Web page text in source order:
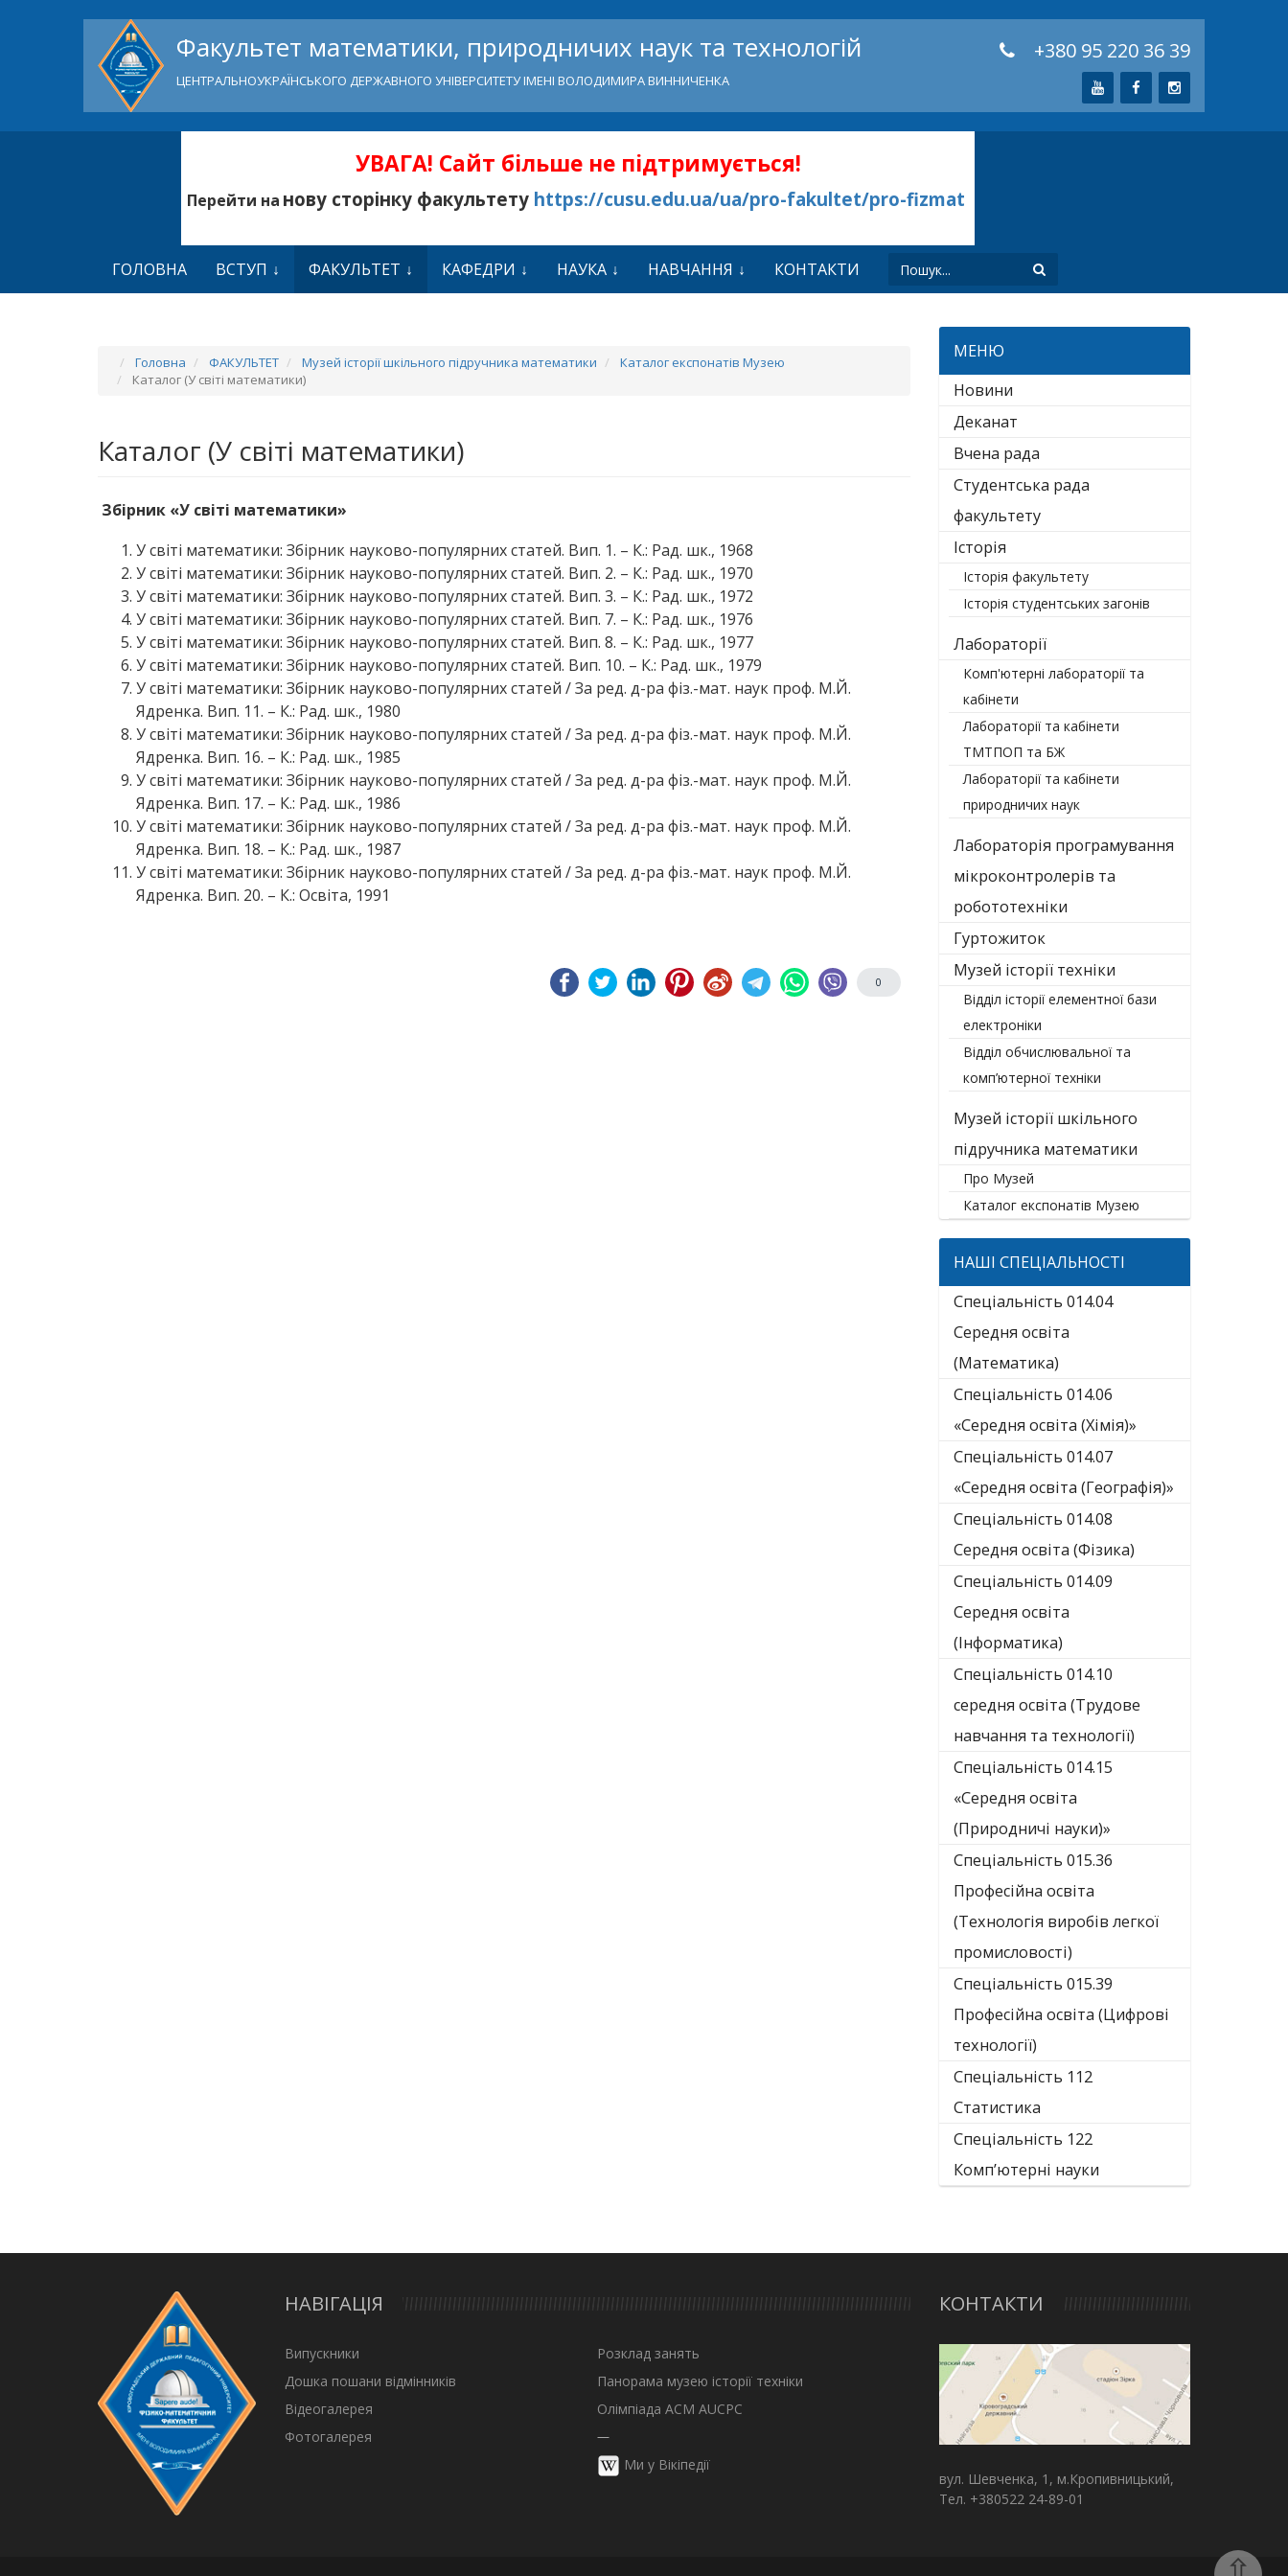
Факультет математики, природничих наук та технологій
ЦЕНТРАЛЬНОУКРАЇНСЬКОГО ДЕРЖАВНОГО УНІВЕРСИТЕТУ ІМЕНІ ВОЛОДИМИРА ВИННИЧЕНКА
+380 95 220 36 39
УВАГА! Сайт більше не підтримується!
Перейти на нову сторінку факультету https://cusu.edu.ua/ua/pro-fakultet/pro-fizmat
ГОЛОВНА ВСТУП ФАКУЛЬТЕТ КАФЕДРИ НАУКА НАВЧАННЯ КОНТАКТИ
Головна ФАКУЛЬТЕТ Музей історії шкільного підручника математики
Каталог експонатів Музею
Каталог (У світі математики)
Каталог (У світі математики)
Збірник «У світі математики»
У світі математики: Збірник науково-популярних статей. Вип. 1. – К.: Рад. шк., 1968
У світі математики: Збірник науково-популярних статей. Вип. 2. – К.: Рад. шк., 1970
У світі математики: Збірник науково-популярних статей. Вип. 3. – К.: Рад. шк., 1972
У світі математики: Збірник науково-популярних статей. Вип. 7. – К.: Рад. шк., 1976
У світі математики: Збірник науково-популярних статей. Вип. 8. – К.: Рад. шк., 1977
У світі математики: Збірник науково-популярних статей. Вип. 10. – К.: Рад. шк., 1979
У світі математики: Збірник науково-популярних статей / За ред. д-ра фіз.-мат. наук проф. М.Й.
Ядренка. Вип. 11. – К.: Рад. шк., 1980
У світі математики: Збірник науково-популярних статей / За ред. д-ра фіз.-мат. наук проф. М.Й.
Ядренка. Вип. 16. – К.: Рад. шк., 1985
У світі математики: Збірник науково-популярних статей / За ред. д-ра фіз.-мат. наук проф. М.Й.
Ядренка. Вип. 17. – К.: Рад. шк., 1986
У світі математики: Збірник науково-популярних статей / За ред. д-ра фіз.-мат. наук проф. М.Й.
Ядренка. Вип. 18. – К.: Рад. шк., 1987
У світі математики: Збірник науково-популярних статей / За ред. д-ра фіз.-мат. наук проф. М.Й.
Ядренка. Вип. 20. – К.: Освіта, 1991
0
МЕНЮ
Новини
Деканат
Вчена рада
Студентська рада
факультету
Історія
Історія факультету
Історія студентських загонів
Лабораторії
Комп'ютерні лабораторії та
кабінети
Лабораторії та кабінети
ТМТПОП та БЖ
Лабораторії та кабінети
природничих наук
Лабораторія програмування
мікроконтролерів та
робототехніки
Гуртожиток
Музей історії техніки
Відділ історії елементної бази
електроніки
Відділ обчислювальної та
комп’ютерної техніки
Музей історії шкільного
підручника математики
Про Музей
Каталог експонатів Музею
НАШІ СПЕЦІАЛЬНОСТІ
Спеціальність 014.04
Середня освіта
(Математика)
Спеціальність 014.06
«Середня освіта (Хімія)»
Спеціальність 014.07
«Середня освіта (Географія)»
Спеціальність 014.08
Середня освіта (Фізика)
Спеціальність 014.09
Середня освіта
(Інформатика)
Спеціальність 014.10
середня освіта (Трудове
навчання та технології)
Спеціальність 014.15
«Середня освіта
(Природничі науки)»
Спеціальність 015.36
Професійна освіта
(Технологія виробів легкої
промисловості)
Спеціальність 015.39
Професійна освіта (Цифрові
технології)
Спеціальність 112
Статистика
Спеціальність 122
Комп’ютерні науки
НАВІГАЦІЯ
Випускники
Дошка пошани відмінників
Відеогалерея
Фотогалерея
Розклад занять
Панорама музею історії техніки
Олімпіада ACM AUCPC
—
Ми у Вікіпедії
КОНТАКТИ
вул. Шевченка, 1, м.Кропивницький,
Тел. +380522 24-89-01